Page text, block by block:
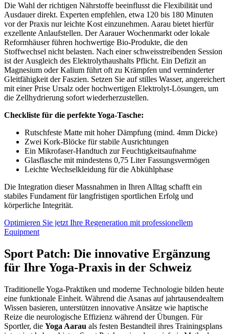
Die Wahl der richtigen Nährstoffe beeinflusst die Flexibilität und
Ausdauer direkt. Experten empfehlen, etwa 120 bis 180 Minuten
vor der Praxis nur leichte Kost einzunehmen. Aarau bietet hierfür
exzellente Anlaufstellen. Der Aarauer Wochenmarkt oder lokale
Reformhäuser führen hochwertige Bio-Produkte, die den
Stoffwechsel nicht belasten. Nach einer schweisstreibenden Session
ist der Ausgleich des Elektrolythaushalts Pflicht. Ein Defizit an
Magnesium oder Kalium führt oft zu Krämpfen und verminderter
Gleitfähigkeit der Faszien. Setzen Sie auf stilles Wasser, angereichert
mit einer Prise Ursalz oder hochwertigen Elektrolyt-Lösungen, um
die Zellhydrierung sofort wiederherzustellen.
Checkliste für die perfekte Yoga-Tasche:
Rutschfeste Matte mit hoher Dämpfung (mind. 4mm Dicke)
Zwei Kork-Blöcke für stabile Ausrichtungen
Ein Mikrofaser-Handtuch zur Feuchtigkeitsaufnahme
Glasflasche mit mindestens 0,75 Liter Fassungsvermögen
Leichte Wechselkleidung für die Abkühlphase
Die Integration dieser Massnahmen in Ihren Alltag schafft ein
stabiles Fundament für langfristigen sportlichen Erfolg und
körperliche Integrität.
Optimieren Sie jetzt Ihre Regeneration mit professionellem
Equipment
Sport Patch: Die innovative Ergänzung
für Ihre Yoga-Praxis in der Schweiz
Traditionelle Yoga-Praktiken und moderne Technologie bilden heute
eine funktionale Einheit. Während die Asanas auf jahrtausendealtem
Wissen basieren, unterstützen innovative Ansätze wie haptische
Reize die neurologische Effizienz während der Übungen. Für
Sportler, die Yoga Aarau als festen Bestandteil ihres Trainingsplans